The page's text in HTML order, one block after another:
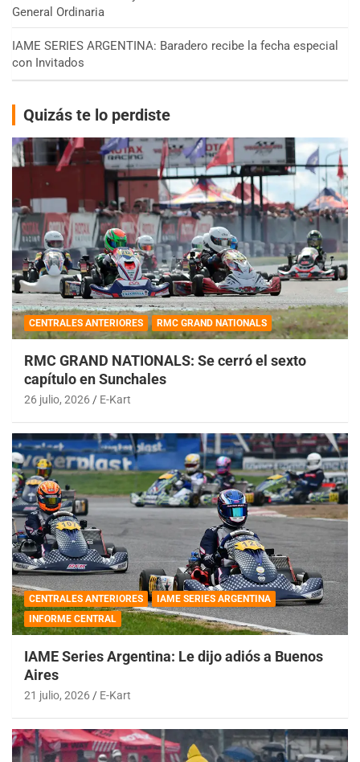
General Ordinaria
IAME SERIES ARGENTINA: Baradero recibe la fecha especial
con Invitados
Quizás te lo perdiste
CENTRALES ANTERIORES RMC GRAND NATIONALS
RMC GRAND NATIONALS: Se cerró el sexto
capítulo en Sunchales
26 julio, 2026 E-Kart
CENTRALES ANTERIORES
IAME SERIES ARGENTINA
INFORME CENTRAL
IAME Series Argentina: Le dijo adiós a Buenos
Aires
21 julio, 2026 E-Kart